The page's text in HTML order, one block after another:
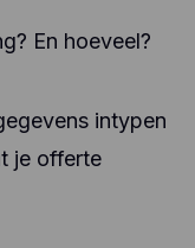
En hoeveel?
intypen
je offerte
of te
over een